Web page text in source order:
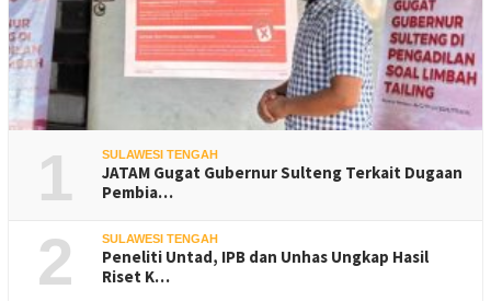
1 SULAWESI TENGAH
JATAM Gugat Gubernur Sulteng Terkait Dugaan
Pembia…
2 SULAWESI TENGAH
Peneliti Untad, IPB dan Unhas Ungkap Hasil
Riset K…